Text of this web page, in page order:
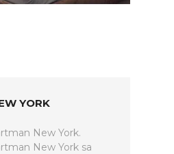
YORK
New York.
New York sa